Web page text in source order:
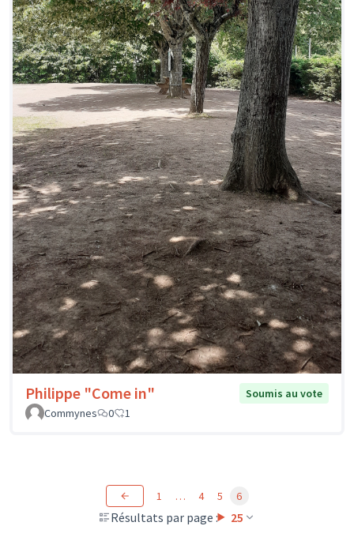
Philippe "Come in"
Soumis au vote
Commynes
0 1
Résultats par page : 25
1 … 4 5 6